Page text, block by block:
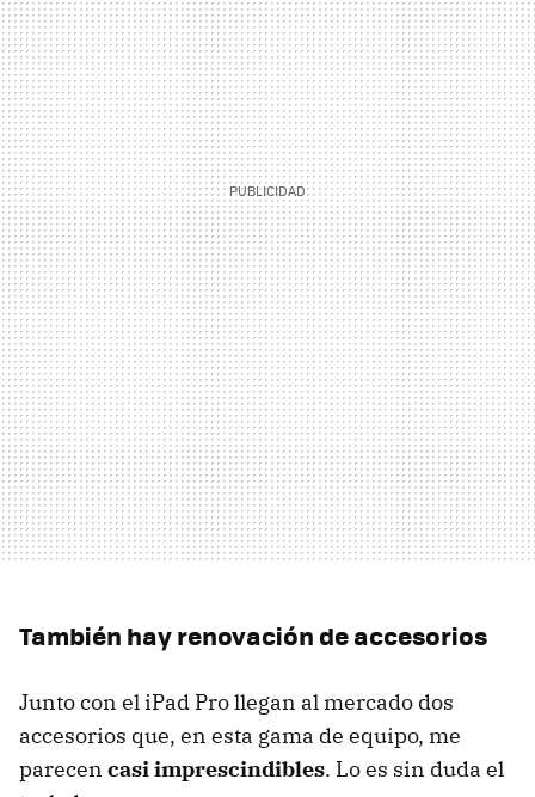
También hay renovación de accesorios
Junto con el iPad Pro llegan al mercado dos
accesorios que, en esta gama de equipo, me
parecen casi imprescindibles. Lo es sin duda el